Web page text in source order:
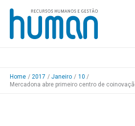
Skip
content
Home 2017 Janeiro
10
Mercadona abre primeiro centro de